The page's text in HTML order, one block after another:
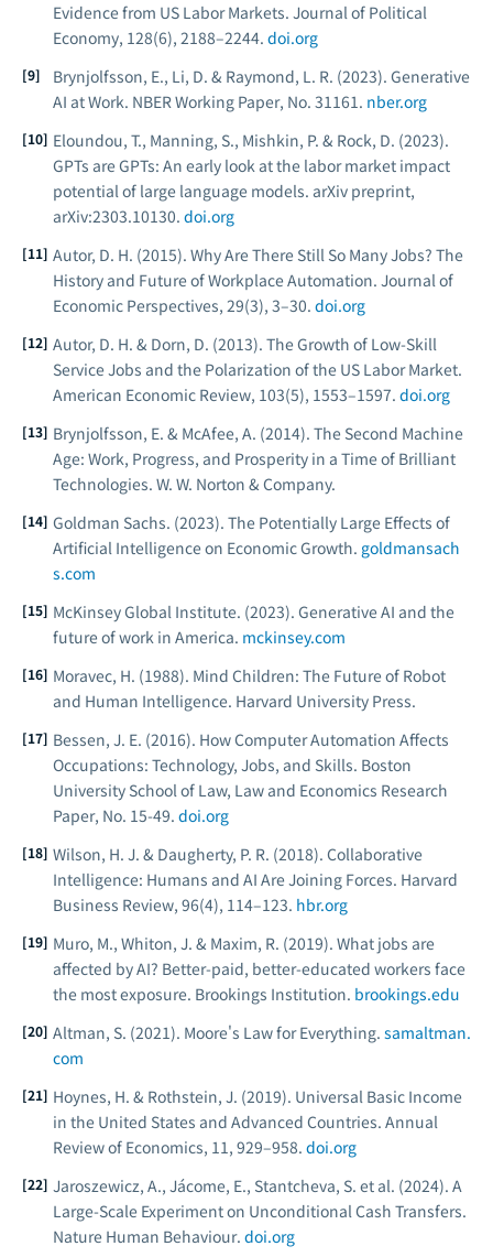
Evidence from US Labor Markets. Journal of Political
Economy, 128(6), 2188–2244. doi.org
Brynjolfsson, E., Li, D. & Raymond, L. R. (2023). Generative
AI at Work. NBER Working Paper, No. 31161. nber.org
Eloundou, T., Manning, S., Mishkin, P. & Rock, D. (2023).
GPTs are GPTs: An early look at the labor market impact
potential of large language models. arXiv preprint,
arXiv:2303.10130. doi.org
Autor, D. H. (2015). Why Are There Still So Many Jobs? The
History and Future of Workplace Automation. Journal of
Economic Perspectives, 29(3), 3–30. doi.org
Autor, D. H. & Dorn, D. (2013). The Growth of Low-Skill
Service Jobs and the Polarization of the US Labor Market.
American Economic Review, 103(5), 1553–1597. doi.org
Brynjolfsson, E. & McAfee, A. (2014). The Second Machine
Age: Work, Progress, and Prosperity in a Time of Brilliant
Technologies. W. W. Norton & Company.
Goldman Sachs. (2023). The Potentially Large Effects of
Artificial Intelligence on Economic Growth. goldmansach
s.com
McKinsey Global Institute. (2023). Generative AI and the
future of work in America. mckinsey.com
Moravec, H. (1988). Mind Children: The Future of Robot
and Human Intelligence. Harvard University Press.
Bessen, J. E. (2016). How Computer Automation Affects
Occupations: Technology, Jobs, and Skills. Boston
University School of Law, Law and Economics Research
Paper, No. 15-49. doi.org
Wilson, H. J. & Daugherty, P. R. (2018). Collaborative
Intelligence: Humans and AI Are Joining Forces. Harvard
Business Review, 96(4), 114–123. hbr.org
Muro, M., Whiton, J. & Maxim, R. (2019). What jobs are
affected by AI? Better-paid, better-educated workers face
the most exposure. Brookings Institution. brookings.edu
Altman, S. (2021). Moore's Law for Everything. samaltman.
com
Hoynes, H. & Rothstein, J. (2019). Universal Basic Income
in the United States and Advanced Countries. Annual
Review of Economics, 11, 929–958. doi.org
Jaroszewicz, A., Jácome, E., Stantcheva, S. et al. (2024). A
Large-Scale Experiment on Unconditional Cash Transfers.
Nature Human Behaviour. doi.org